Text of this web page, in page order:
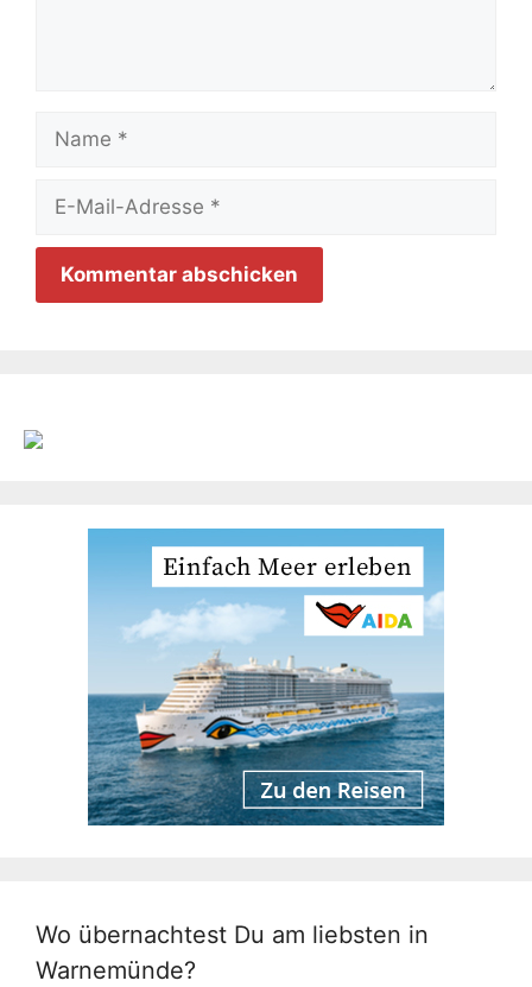
Name
Adresse
Wo übernachtest Du am liebsten in
Warnemünde?